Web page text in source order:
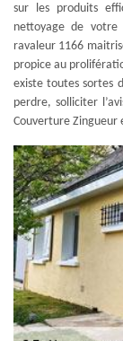
sur les produits
nettoyage de
ravaleur 1166
propice au
existe toutes sortes
perdre, solliciter
Couverture Zingueur